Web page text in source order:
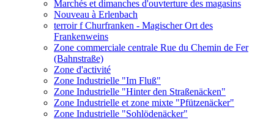
Marchés et dimanches d'ouvterture des magasins
Nouveau à Erlenbach
terroir f Churfranken - Magischer Ort des
Frankenweins
Zone commerciale centrale Rue du Chemin de Fer
(Bahnstraße)
Zone d'activité
Zone Industrielle "Im Fluß"
Zone Industrielle "Hinter den Straßenäcken"
Zone Industrielle et zone mixte "Pfützenäcker"
Zone Industrielle "Sohlödenäcker"